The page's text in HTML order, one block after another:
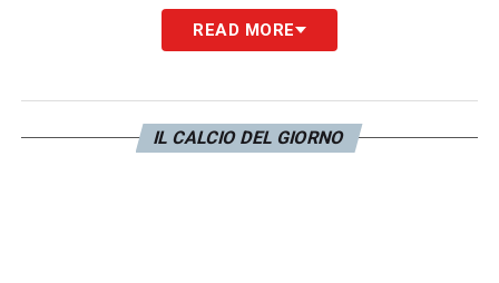
include appuntamenti cruciali nella storia del
calcio recente:
Community Shield 2020:Vittoria decisiva con la
maglia dell’Arsenal contro il Liverpool.
READ MORE
IL CALCIO DEL GIORNO